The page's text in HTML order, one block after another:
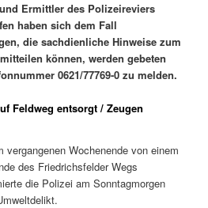
Ermittler des Polizeireviers
haben sich dem Fall
die sachdienliche Hinweise zum
können, werden gebeten
0621/77769-0 zu melden.
Feldweg entsorgt / Zeugen
vergangenen Wochenende von einem
des Friedrichsfelder Wegs
die Polizei am Sonntagmorgen